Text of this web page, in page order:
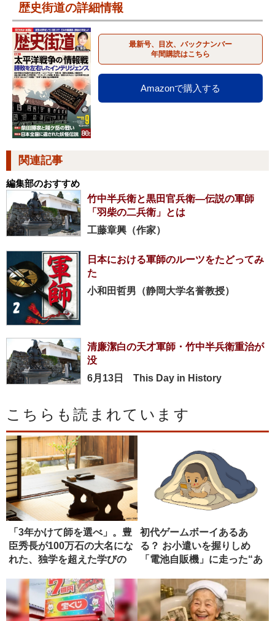
歴史街道の詳細情報
最新号、目次、バックナンバー
年間購読はこちら
Amazonで購入する
関連記事
編集部のおすすめ
竹中半兵衛と黒田官兵衛―伝説の軍師
「羽柴の二兵衛」とは
工藤章興（作家）
日本における軍師のルーツをたどってみ
た
小和田哲男（静岡大学名誉教授）
清廉潔白の天才軍師・竹中半兵衛重治が
没
6月13日 This Day in History
こちらも読まれています
「3年かけて師を選べ」。豊
臣秀長が100万石の大名にな
れた、独学を超えた学びの
初代ゲームボーイあるあ
る？ お小遣いを握りしめ
「電池自販機」に走った“あ